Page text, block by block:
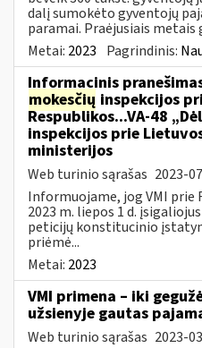
dalį sumokėto gyventojų
paramai. Praėjusiais metais
Metai: 2023 Pagrindinis:
Informacinis
mokesčių inspekcijos
Respublikos...VA-48
inspekcijos prie
ministerijos
Web turinio sąrašas 2023-
Informuojame, jog VMI prie
2023 m. liepos 1 d.
peticijų konstitucinio
priėmė...
Metai: 2023
VMI primena – iki
užsienyje gautas
Web turinio sąrašas 2023-